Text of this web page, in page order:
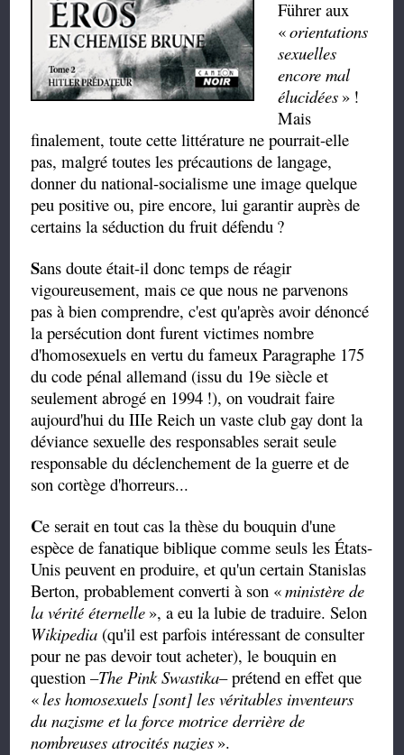
Führer aux
«orientations
sexuelles
encore mal
élucidées » !
Mais
finalement, toute cette littérature ne pourrait-elle
pas, malgré toutes les précautions de langage,
donner du national-socialisme une image quelque
peu positive ou, pire encore, lui garantir auprès de
certains la séduction du fruit défendu ?
Sans doute était-il donc temps de réagir
vigoureusement, mais ce que nous ne parvenons
pas à bien comprendre, c'est qu'après avoir dénoncé
la persécution dont furent victimes nombre
d'homosexuels en vertu du fameux Paragraphe 175
du code pénal allemand (issu du 19e siècle et
seulement abrogé en 1994 !), on voudrait faire
aujourd'hui du IIIe Reich un vaste club gay dont la
déviance sexuelle des responsables serait seule
responsable du déclenchement de la guerre et de
son cortège d'horreurs...
Ce serait en tout cas la thèse du bouquin d'une
espèce de fanatique biblique comme seuls les États-
Unis peuvent en produire, et qu'un certain Stanislas
Berton, probablement converti à son «ministère de
la vérité éternelle », a eu la lubie de traduire. Selon
Wikipedia (qu'il est parfois intéressant de consulter
pour ne pas devoir tout acheter), le bouquin en
question –The Pink Swastika– prétend en effet que
«les homosexuels [sont] les véritables inventeurs
du nazisme et la force motrice derrière de
nombreuses atrocités nazies ».